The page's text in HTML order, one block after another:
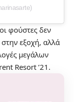
φούστες δεν
εξοχή, αλλά
μεγάλων
Resort ’21.